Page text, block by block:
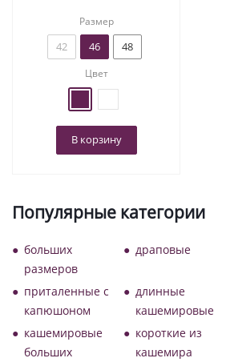
Размер
42 46 48
Цвет
В корзину
Популярные категории
больших
размеров
драповые
приталенные с
капюшоном
длинные
кашемировые
кашемировые
больших
короткие из
кашемира